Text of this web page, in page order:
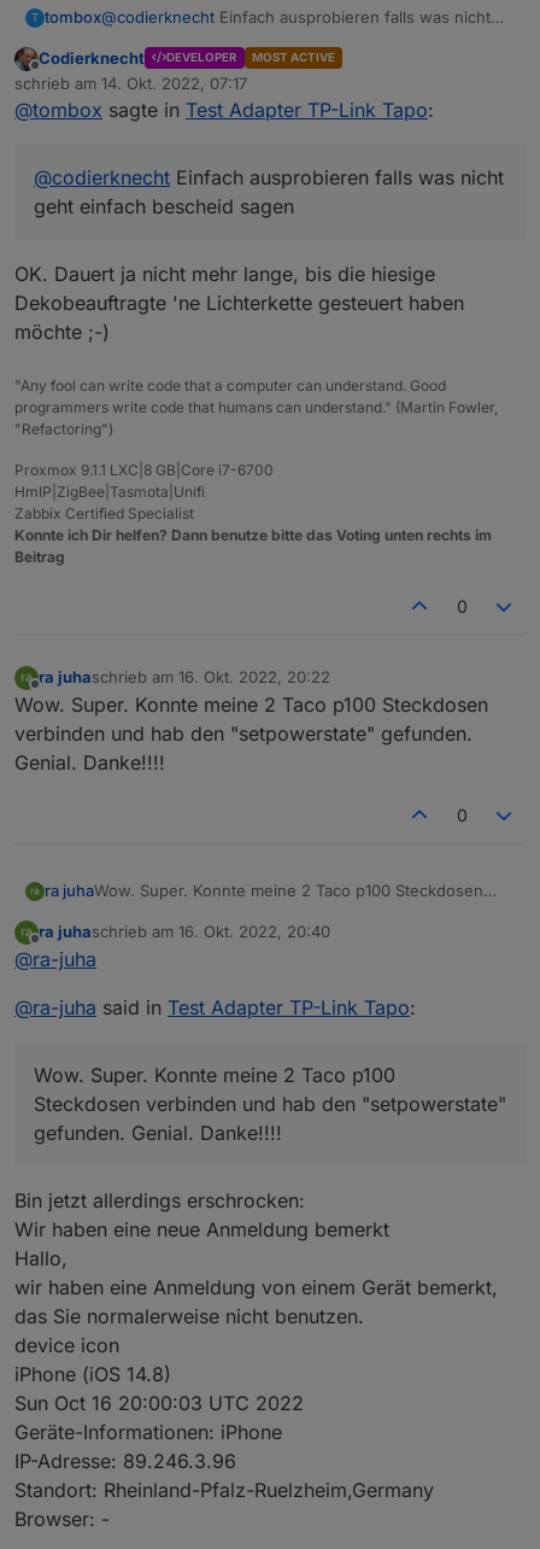
Zunächst mal ja vermutlich nix weiter - wie
problemlos steuern.
Jetzt füge ich in meinem Netz und in der App
offen.
Den Adapter muss ich dann neu starten, damit
die neue Dose im Adapter bekannt wird.
Bleiben die vorhandenen Dosen dann
Dann kann ich die Dose nach dem Neustart des
Adapters auch sperren und hätte mein Ziel
erreicht.
T tombox@codierknecht Einfach ausprobieren falls was nicht
Offline
Codierknecht DEVELOPER MOST ACTIVE
schrieb am 14. Okt. 2022, 07:17
zuletzt editiert von
@tombox sagte in Test Adapter TP-Link Tapo:
@codierknecht Einfach ausprobieren falls was nicht
geht einfach bescheid sagen
OK. Dauert ja nicht mehr lange, bis die hiesige
Dekobeauftragte 'ne Lichterkette gesteuert haben
möchte ;-)
"Any fool can write code that a computer can understand. Good
programmers write code that humans can understand." (Martin Fowler,
"Refactoring")
Proxmox 9.1.1 LXC|8 GB|Core i7-6700
HmIP|ZigBee|Tasmota|Unifi
Zabbix Certified Specialist
Konnte ich Dir helfen? Dann benutze bitte das Voting unten rechts im
Beitrag
0
Offline
ra juhaschrieb am 16. Okt. 2022, 20:22
zuletzt editiert von
Wow. Super. Konnte meine 2 Taco p100 Steckdosen
verbinden und hab den "setpowerstate" gefunden.
Genial. Danke!!!!
0
ra juhaWow. Super. Konnte meine 2 Taco p100 Steckdosen
Genial. Danke!!!!
Offline
ra juhaschrieb am 16. Okt. 2022, 20:40
zuletzt editiert von
@ra-juha
@ra-juha said in Test Adapter TP-Link Tapo:
Wow. Super. Konnte meine 2 Taco p100
Steckdosen verbinden und hab den "setpowerstate"
gefunden. Genial. Danke!!!!
Bin jetzt allerdings erschrocken:
Wir haben eine neue Anmeldung bemerkt
Hallo,
wir haben eine Anmeldung von einem Gerät bemerkt,
das Sie normalerweise nicht benutzen.
device icon
iPhone (iOS 14.8)
Sun Oct 16 20:00:03 UTC 2022
Geräte-Informationen: iPhone
IP-Adresse: 89.246.3.96
Standort: Rheinland-Pfalz-Ruelzheim,Germany
Browser: -